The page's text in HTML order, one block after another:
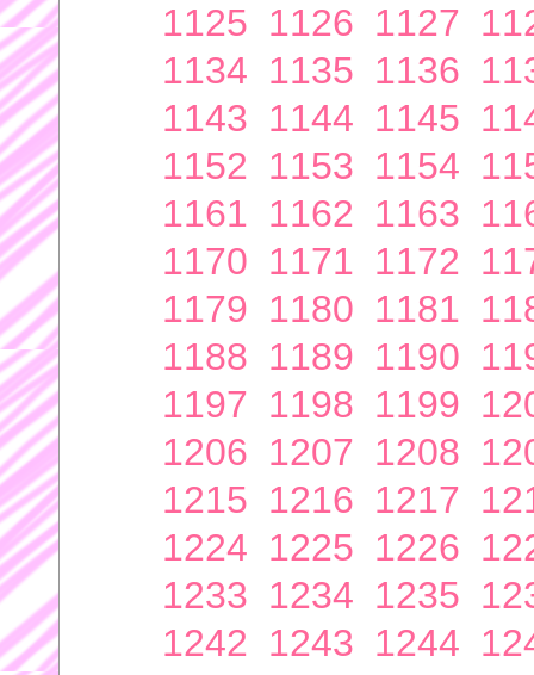
1125 1126 1127
1134 1135 1136
1143 1144 1145
1152 1153 1154
1161 1162 1163
1170 1171 1172
1179 1180 1181
1188 1189 1190
1197 1198 1199
1206 1207 1208
1215 1216 1217
1224 1225 1226
1233 1234 1235
1242 1243 1244